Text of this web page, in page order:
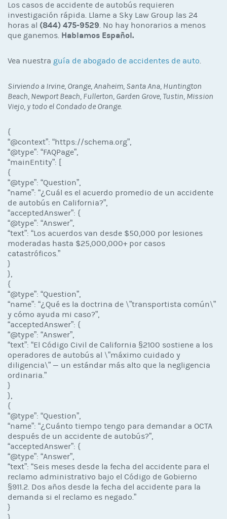
Los casos de accidente de autobús requieren
investigación rápida. Llame a Sky Law Group las 24
horas al (844) 475-9529. No hay honorarios a menos
que ganemos. Hablamos Español.
Vea nuestra guía de abogado de accidentes de auto.
Sirviendo a Irvine, Orange, Anaheim, Santa Ana, Huntington
Beach, Newport Beach, Fullerton, Garden Grove, Tustin, Mission
Viejo, y todo el Condado de Orange.
{
“@context”: “https://schema.org”,
“@type”: “FAQPage”,
“mainEntity”: [
{
“@type”: “Question”,
“name”: “¿Cuál es el acuerdo promedio de un accidente
de autobús en California?”,
“acceptedAnswer”: {
“@type”: “Answer”,
“text”: “Los acuerdos van desde $50,000 por lesiones
moderadas hasta $25,000,000+ por casos
catastróficos.”
}
},
{
“@type”: “Question”,
“name”: “¿Qué es la doctrina de \”transportista común\”
y cómo ayuda mi caso?”,
“acceptedAnswer”: {
“@type”: “Answer”,
“text”: “El Código Civil de California §2100 sostiene a los
operadores de autobús al \”máximo cuidado y
diligencia\” — un estándar más alto que la negligencia
ordinaria.”
}
},
{
“@type”: “Question”,
“name”: “¿Cuánto tiempo tengo para demandar a OCTA
después de un accidente de autobús?”,
“acceptedAnswer”: {
“@type”: “Answer”,
“text”: “Seis meses desde la fecha del accidente para el
reclamo administrativo bajo el Código de Gobierno
§911.2. Dos años desde la fecha del accidente para la
demanda si el reclamo es negado.”
}